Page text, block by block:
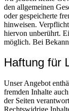
den allgemeinen
oder gespeicherte
hinweisen.
hiervon unberührt.
möglich. Bei
Haftung für
Unser Angebot
fremden Inhalte
der Seiten